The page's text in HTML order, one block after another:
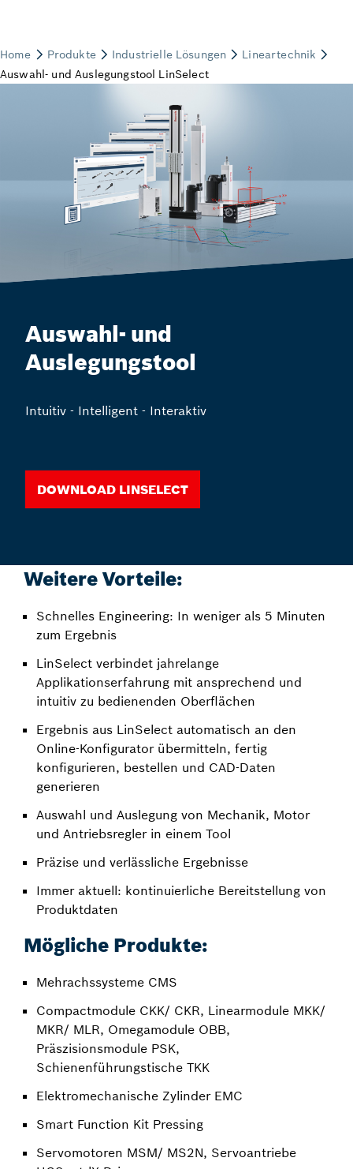
Auswahl- und
Auslegungstool
Intuitiv - Intelligent - Interaktiv
Download LinSelect
Weitere Vorteile:
Schnelles Engineering: In weniger als 5 Minuten
zum Ergebnis
LinSelect verbindet jahrelange
Applikationserfahrung mit ansprechend und
intuitiv zu bedienenden Oberflächen
Ergebnis aus LinSelect automatisch an den
Online-Konfigurator übermitteln, fertig
konfigurieren, bestellen und CAD-Daten
generieren
Auswahl und Auslegung von Mechanik, Motor
und Antriebsregler in einem Tool
Präzise und verlässliche Ergebnisse
Immer aktuell: kontinuierliche Bereitstellung von
Produktdaten
Mögliche Produkte:
Mehrachssysteme CMS
Compactmodule CKK/ CKR, Linearmodule MKK/
MKR/ MLR, Omegamodule OBB,
Präszisionsmodule PSK,
Schienenführungstische TKK
Elektromechanische Zylinder EMC
Smart Function Kit Pressing
Servomotoren MSM/ MS2N, Servoantriebe